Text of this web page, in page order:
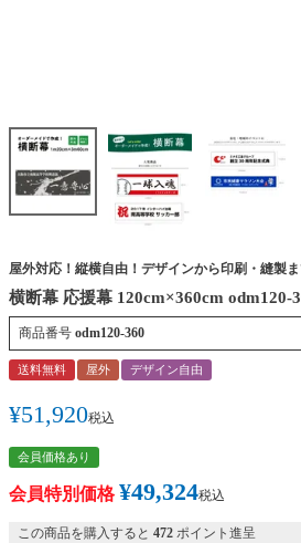
屋外対応！縦横自由！デザインから印刷・縫製
横断幕 応援幕 120cm×360cm odm120-
商品番号 odm120-360
送料無料 屋外 デザイン自由
¥51,920税込
会員価格あり
会員特別価格 ¥49,324税込
この商品を購入すると 472 ポイント進呈